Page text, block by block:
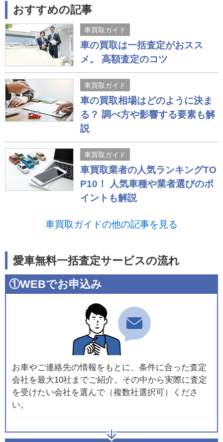
おすすめの記事
車買取ガイド
車の買取は一括査定がおスス
メ。 高額査定のコツ
車買取ガイド
車の買取相場はどのように決ま
る？ 調べ方や影響する要素も解
説
車買取ガイド
車買取業者の人気ランキングTO
P10！ 人気車種や業者選びのポ
イントも解説
車買取ガイドの他の記事を見る
愛車無料一括査定サービスの流れ
①WEBでお申込み
お車やご連絡先の情報をもとに、条件に合った査定
会社を最大10社までご紹介。その中から実際に査定
を受けたい会社を選んで（複数社選択可）くださ
い。